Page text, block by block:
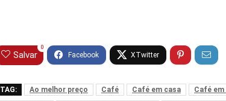
Salvar
0
TAG: Ao melhor preço Café Café em casa Café em